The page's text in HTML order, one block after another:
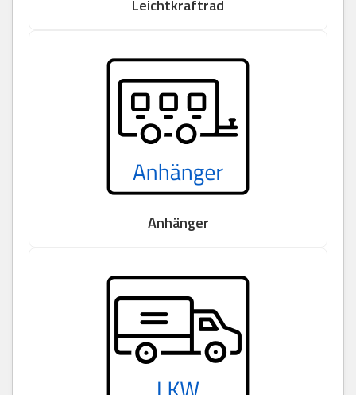
Leichtkraftrad
Anhänger